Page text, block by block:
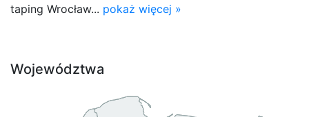
taping Wrocław... pokaż więcej »
Województwa